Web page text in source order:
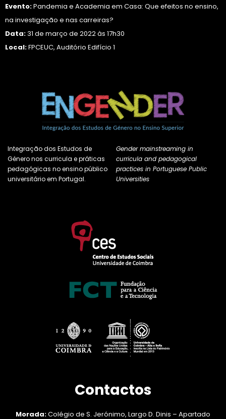
Evento:Pandemia e Academia em Casa: Que efeitos no ensino,
na investigação e nas carreiras?
Data:31 de março de 2022 às 17h30
Local:FPCEUC, Auditório Edifício 1
Integração dos Estudos de
Género nos curricula e práticas
pedagógicas no ensino público
universitário em Portugal.
Gender mainstreaming in
curricula and pedagogical
practices in Portuguese Public
Universities
Contactos
Morada:Colégio de S. Jerónimo, Largo D. Dinis – Apartado